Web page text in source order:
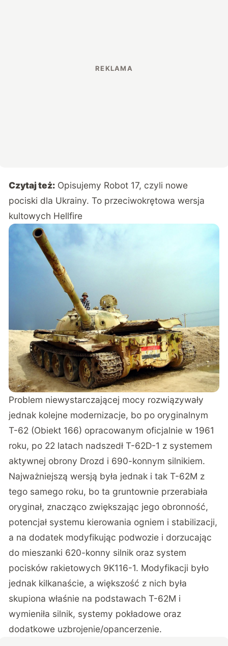
Czytaj też: Opisujemy Robot 17, czyli nowe
pociski dla Ukrainy. To przeciwokrętowa wersja
kultowych Hellfire
Problem niewystarczającej mocy rozwiązywały
jednak kolejne modernizacje, bo po oryginalnym
T-62 (Obiekt 166) opracowanym oficjalnie w 1961
roku, po 22 latach nadszedł T-62D-1 z systemem
aktywnej obrony Drozd i 690-konnym silnikiem.
Najważniejszą wersją była jednak i tak T-62M z
tego samego roku, bo ta gruntownie przerabiała
oryginał, znacząco zwiększając jego obronność,
potencjał systemu kierowania ogniem i stabilizacji,
a na dodatek modyfikując podwozie i dorzucając
do mieszanki 620-konny silnik oraz system
pocisków rakietowych 9K116-1. Modyfikacji było
jednak kilkanaście, a większość z nich była
skupiona właśnie na podstawach T-62M i
wymieniła silnik, systemy pokładowe oraz
dodatkowe uzbrojenie/opancerzenie.